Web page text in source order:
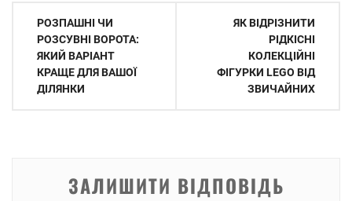
Навігація
записів
РОЗПАШНІ ЧИ
РОЗСУВНІ ВОРОТА:
ЯКИЙ ВАРІАНТ
КРАЩЕ ДЛЯ ВАШОЇ
ДІЛЯНКИ
ЯК ВІДРІЗНИТИ
РІДКІСНІ
КОЛЕКЦІЙНІ
ФІГУРКИ LEGO ВІД
ЗВИЧАЙНИХ
ЗАЛИШИТИ ВІДПОВІДЬ